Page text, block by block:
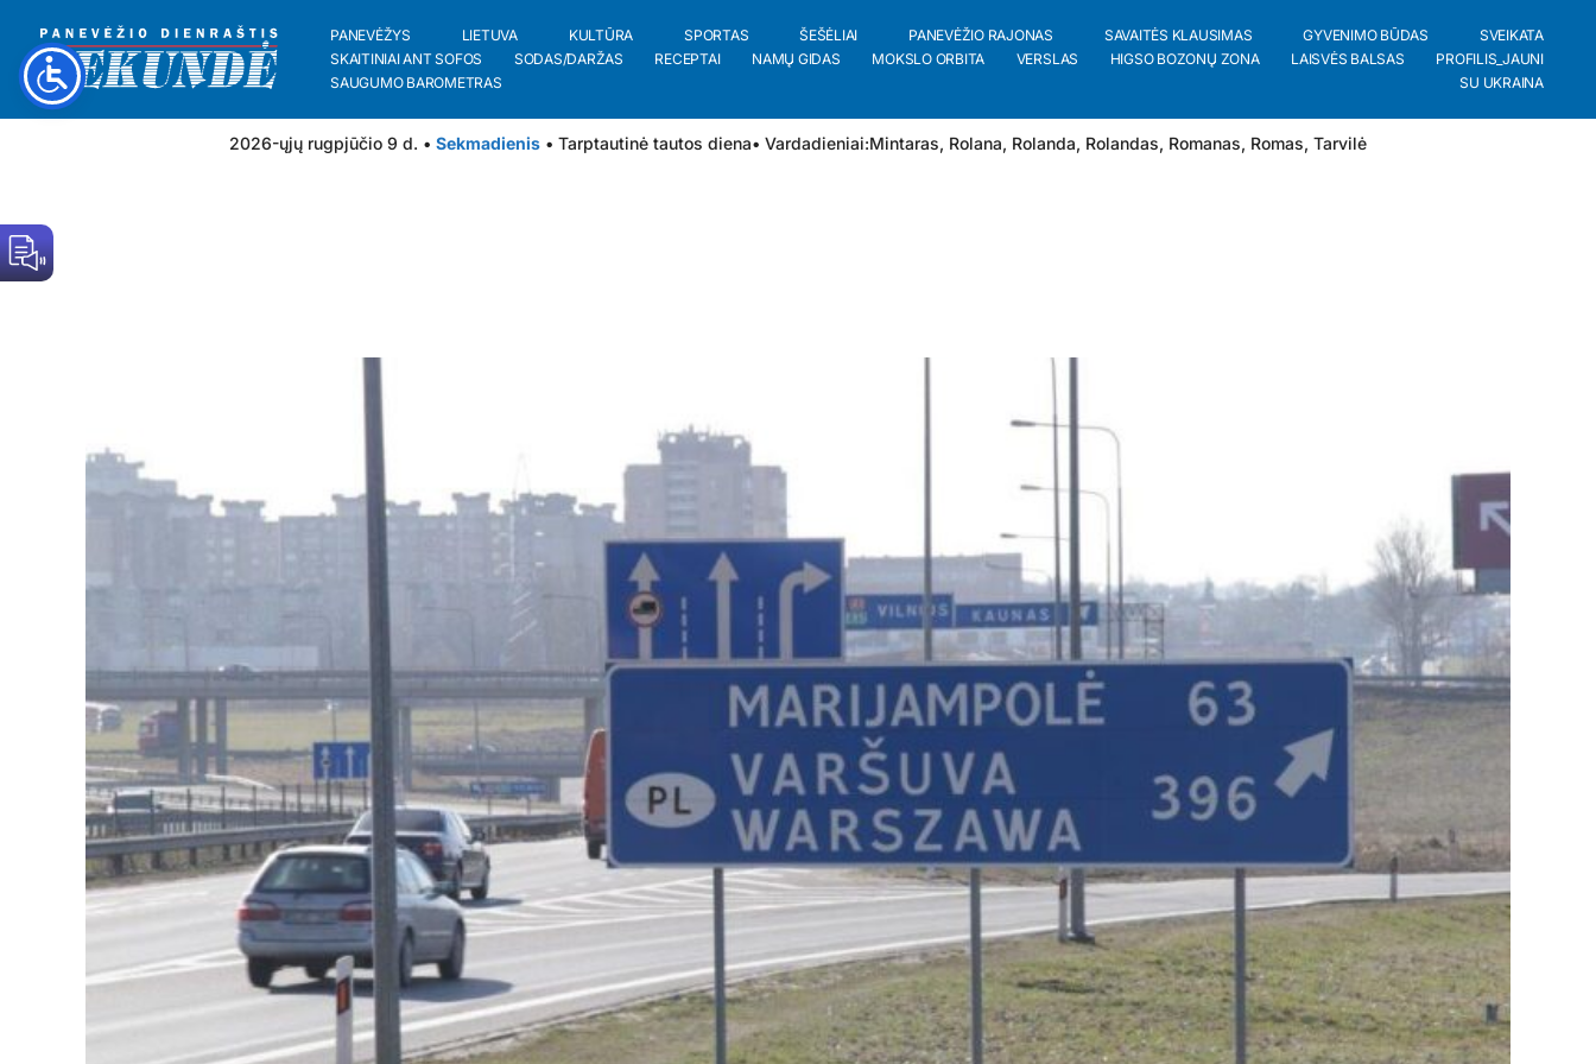
PANEVĖŽYS LIETUVA KULTŪRA SPORTAS ŠEŠĖLIAI PANEVĖŽIO RAJONAS SAVAITĖS KLAUSIMAS GYVENIMO BŪDAS
SVEIKATA
SKAITINIAI ANT SOFOS
SODAS/DARŽAS RECEPTAI NAMŲ GIDAS MOKSLO ORBITA VERSLAS HIGSO BOZONŲ ZONA LAISVĖS BALSAS
PROFILIS_JAUNI
SAUGUMO BAROMETRAS
SU UKRAINA
2026-ųjų rugpjūčio 9 d. • Sekmadienis • Tarptautinė tautos diena• Vardadieniai:Mintaras, Rolana, Rolanda, Rolandas, Romanas, Romas, Tarvilė